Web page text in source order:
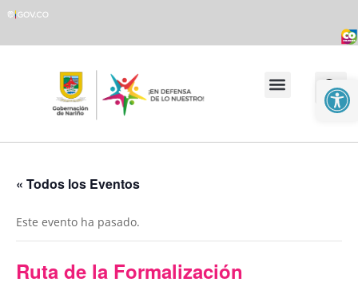
« Todos los Eventos
Este evento ha pasado.
Ruta de la Formalización